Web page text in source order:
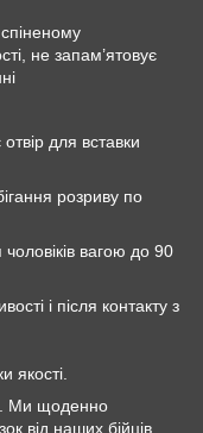
не запам’ятовує
для вставки
розриву по
вагою до 90
і після контакту з
якості.
Ми щоденно
від наших бійців